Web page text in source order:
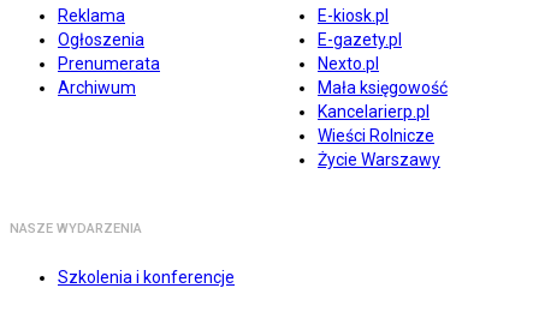
Reklama
Ogłoszenia
Prenumerata
Archiwum
E-kiosk.pl
E-gazety.pl
Nexto.pl
Mała księgowość
Kancelarierp.pl
Wieści Rolnicze
Życie Warszawy
NASZE WYDARZENIA
Szkolenia i konferencje